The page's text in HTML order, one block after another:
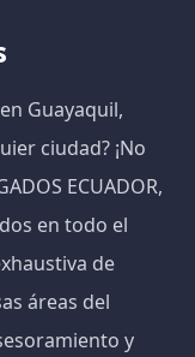
Guayaquil,
ciudad? ¡No
ECUADOR,
en todo el
de
áreas del
y